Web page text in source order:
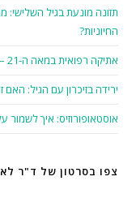
תזונה מונעת בגיל
החיוניות?
אתיקה רפואית במאה ה-21 – יותר מאשר רק “לא להזיק”
ירידה בזיכרון עם הגיל: האם
אוסטאופורוזיס: איך לשמור
צפו בסרטון של ד"ר